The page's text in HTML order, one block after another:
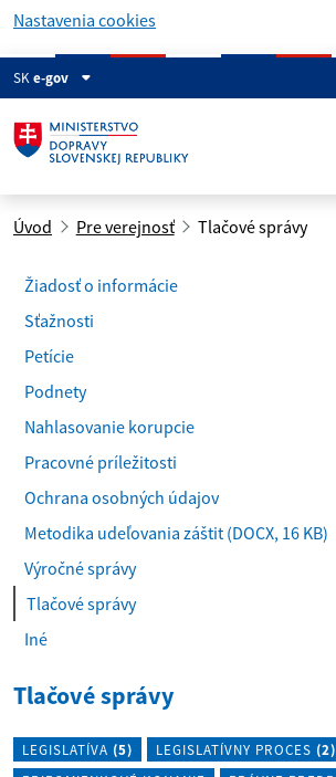
Nastavenia cookies
SKe-gov
Úvod Pre verejnosť Tlačové správy
Žiadosť o informácie
Sťažnosti
Petície
Podnety
Nahlasovanie korupcie
Pracovné príležitosti
Ochrana osobných údajov
Metodika udeľovania záštit (DOCX, 16 KB)
Výročné správy
Tlačové správy(
u
n
Iné
Tlačové správy
LEGISLATÍVA (5) LEGISLATÍVNY PROCES (2)